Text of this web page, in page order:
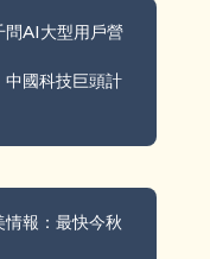
問AI大型用戶營
中國科技巨頭計
報：最快今秋